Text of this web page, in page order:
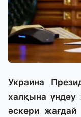
Украина
халқына үндеу
әскери жағдай